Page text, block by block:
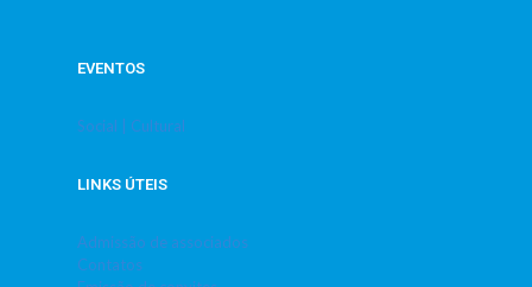
EVENTOS
Social | Cultural
LINKS ÚTEIS
Admissão de associados
Contatos